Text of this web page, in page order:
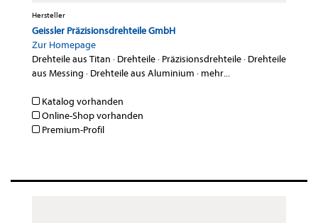
Hersteller
Geissler Präzisionsdrehteile GmbH
Zur Homepage
Drehteile aus Titan · Drehteile· Präzisionsdrehteile· Drehteile
aus Messing · Drehteile aus Aluminium · mehr...
Katalog vorhanden
Online-Shop vorhanden
Premium-Profil